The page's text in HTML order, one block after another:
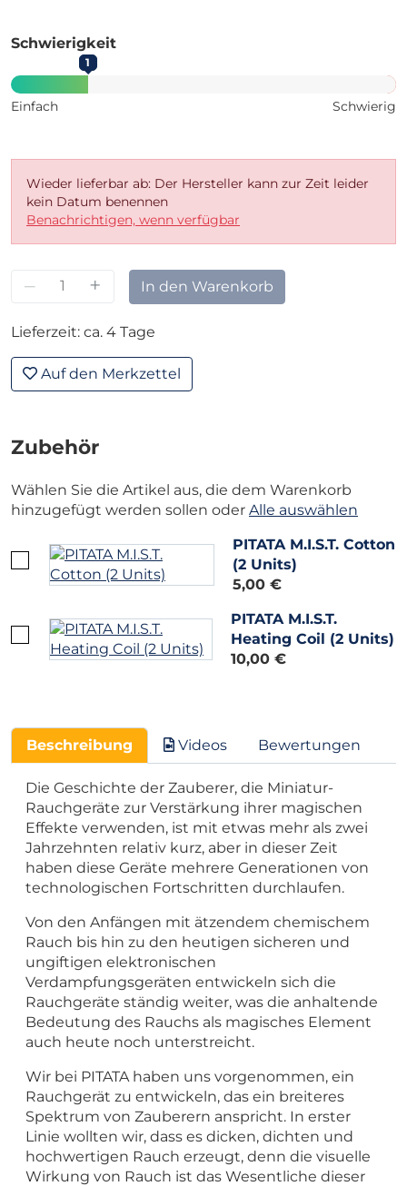
Schwierigkeit
1
Einfach Schwierig
Wieder lieferbar ab: Der Hersteller kann zur Zeit leider
kein Datum benennen
Benachrichtigen, wenn verfügbar
– + In den Warenkorb
Lieferzeit: ca. 4 Tage
Auf den Merkzettel
Zubehör
Wählen Sie die Artikel aus, die dem Warenkorb
hinzugefügt werden sollen oder Alle auswählen
PITATA M.I.S.T. Cotton
(2 Units)
5,00 €
PITATA M.I.S.T.
Heating Coil (2 Units)
10,00 €
Beschreibung Videos Bewertungen
Die Geschichte der Zauberer, die Miniatur-
Rauchgeräte zur Verstärkung ihrer magischen
Effekte verwenden, ist mit etwas mehr als zwei
Jahrzehnten relativ kurz, aber in dieser Zeit
haben diese Geräte mehrere Generationen von
technologischen Fortschritten durchlaufen.
Von den Anfängen mit ätzendem chemischem
Rauch bis hin zu den heutigen sicheren und
ungiftigen elektronischen
Verdampfungsgeräten entwickeln sich die
Rauchgeräte ständig weiter, was die anhaltende
Bedeutung des Rauchs als magisches Element
auch heute noch unterstreicht.
Wir bei PITATA haben uns vorgenommen, ein
Rauchgerät zu entwickeln, das ein breiteres
Spektrum von Zauberern anspricht. In erster
Linie wollten wir, dass es dicken, dichten und
hochwertigen Rauch erzeugt, denn die visuelle
Wirkung von Rauch ist das Wesentliche dieser